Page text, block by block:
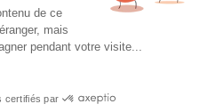
paul marius
samsonite
tamaris
valentino
de ce
mais
pendant votre visite...
certifiés par